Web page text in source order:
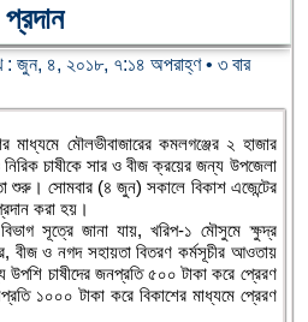
প্রদান
: জুন, ৪, ২০১৮, ৭:১৪ অপরাহ্ণ • ৩ বার
মৌলভীবাজারের কমলগঞ্জের ২ হাজার
চাষীকে সার ও বীজ ক্রয়ের জন্য উপজেলা
শুরু। সোমবার (৪ জুন) সকালে বিকাশ এজেন্টের
করা হয়।
সূত্রে জানা যায়, খরিপ-১ মৌসুমে ক্ষুদ্র
বীজ ও নগদ সহায়তা বিতরণ কর্মসূচীর আওতায়
চাষীদের জনপ্রতি ৫০০ টাকা করে প্রেরণ
১০০০ টাকা করে বিকাশের মাধ্যমে প্রেরণ